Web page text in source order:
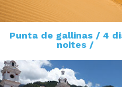
Punta de gallinas / 4
noites /